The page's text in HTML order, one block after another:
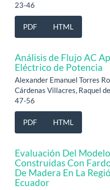
23-46
PDF HTML
Análisis de Flujo AC
Eléctrico de Potencia
Alexander Emanuel Torres
Cárdenas Villacres, Raquel
47-56
PDF HTML
Evaluación Del
Construidas Con
De Madera En La
Ecuador